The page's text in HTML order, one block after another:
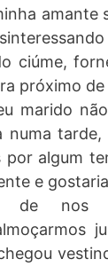
amante
ciúme,
próximo
marido
numa
por algum
e
de nos